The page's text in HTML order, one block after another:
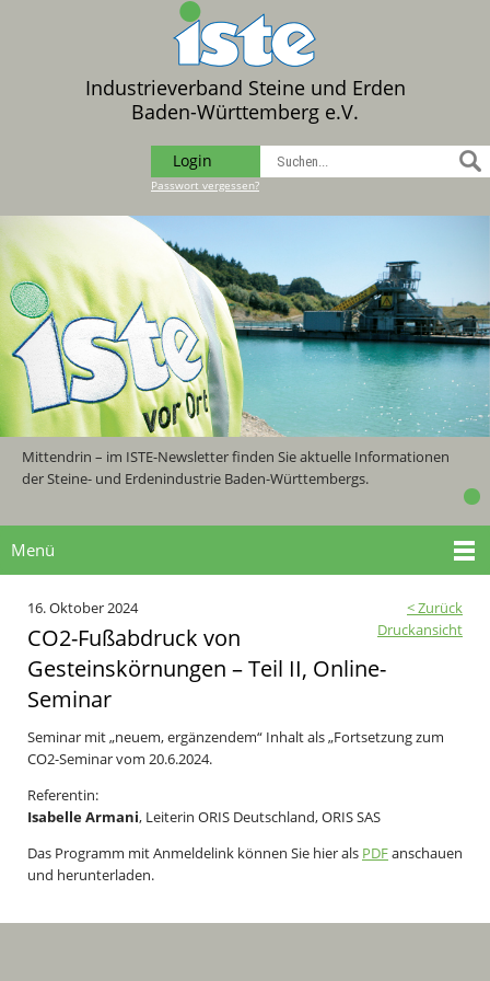
Industrieverband Steine und Erden
Baden-Württemberg e.V.
Login
Passwort vergessen?
Mittendrin – im ISTE-Newsletter finden Sie aktuelle Informationen
der Steine- und Erdenindustrie Baden-Württembergs.
Menü
< Zurück
Druckansicht
16. Oktober 2024
CO2-Fußabdruck von
Gesteinskörnungen – Teil II, Online-
Seminar
Seminar mit „neuem, ergänzendem“ Inhalt als „Fortsetzung zum
CO2-Seminar vom 20.6.2024.
Referentin:
Isabelle Armani, Leiterin ORIS Deutschland, ORIS SAS
Das Programm mit Anmeldelink können Sie hier als PDFanschauen
und herunterladen.